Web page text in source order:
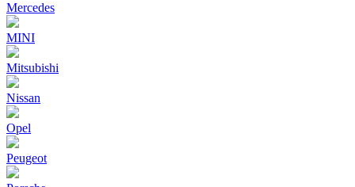
Mercedes
MINI
Mitsubishi
Nissan
Opel
Peugeot